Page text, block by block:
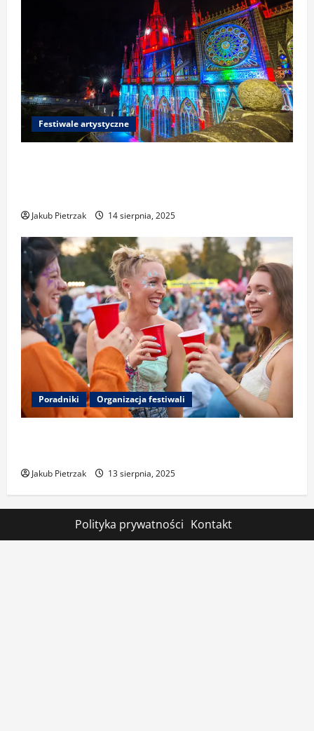
Festiwale artystyczne
Jakub Pietrzak 14 sierpnia, 2025
Poradniki Organizacja festiwali
Jakub Pietrzak 13 sierpnia, 2025
Polityka prywatności Kontakt